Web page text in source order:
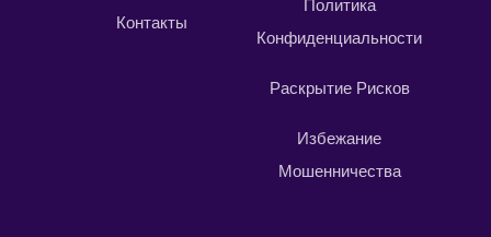
Контакты
Политика
Конфиденциальности
Раскрытие Рисков
Избежание
Мошенничества